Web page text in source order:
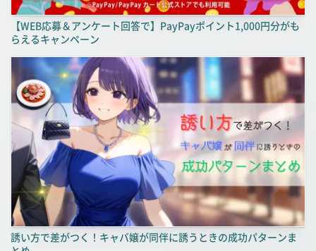
【WEB応募＆アンケート回答で】PayPayポイント1,000円分がも
らえるキャンペーン
誘い方で差がつく！キャバ嬢が同伴に誘うときの成功パターンま